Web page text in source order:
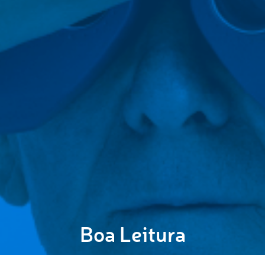
Boa Leitura